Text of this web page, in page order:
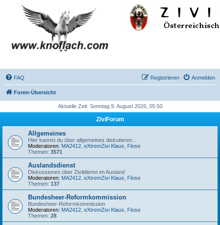
FAQ Anmelden
Registrieren
Foren-Übersicht
Aktuelle Zeit: Sonntag 9. August 2026, 05:50
ZiviForum
Allgemeines
Hier kannst du über allgemeines diskutieren...
Moderatoren: MA2412 eXtremZivi Klaus
Flose
Themen: 3571
Auslandsdienst
Diskussionen über Zivildienst im Ausland
Moderatoren: MA2412 eXtremZivi Klaus
Flose
Themen: 137
Bundesheer-Reformkommission
Bundesheer-Reformkommission
Moderatoren: MA2412 eXtremZivi Klaus
Flose
Themen: 28